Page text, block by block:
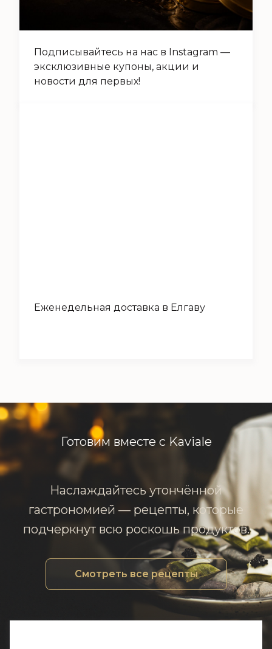
Подписывайтесь на нас в Instagram —
эксклюзивные купоны, акции и
новости для первых!
Еженедельная доставка в Елгаву
Готовим вместе с Kaviale
Наслаждайтесь утончённой
гастрономией — рецепты, которые
подчеркнут всю роскошь продуктов.
Смотреть все рецепты